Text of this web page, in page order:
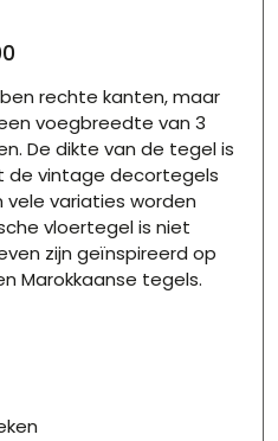
rechte kanten, maar
voegbreedte van 3
De dikte van de tegel is
de vintage decortegels
vele variaties worden
vloertegel is niet
zijn geïnspireerd op
Marokkaanse tegels.